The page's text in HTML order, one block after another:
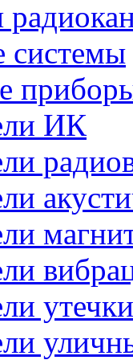
системы
ИК
утечки